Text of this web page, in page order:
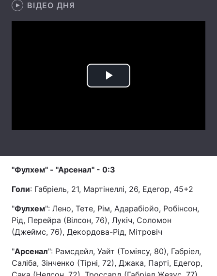
Відео з Youtube Статті
Вакансії
Тема оформлення
ВІДЕО ДНЯ
Play
"Фулхем" - "Арсенал" - 0:3
Голи: Габріель, 21, Мартінеллі, 26, Едегор, 45+2
"Фулхем": Лено, Тете, Рім, Адарабіойо, Робінсон,
Рід, Перейра (Вілсон, 76), Лукіч, Соломон
(Джеймс, 76), Декордова-Рід, Мітровіч
"Арсенал": Рамсдейл, Уайт (Томіясу, 80), Габріел,
Саліба, Зінченко (Тірні, 72), Джака, Парті, Едегор,